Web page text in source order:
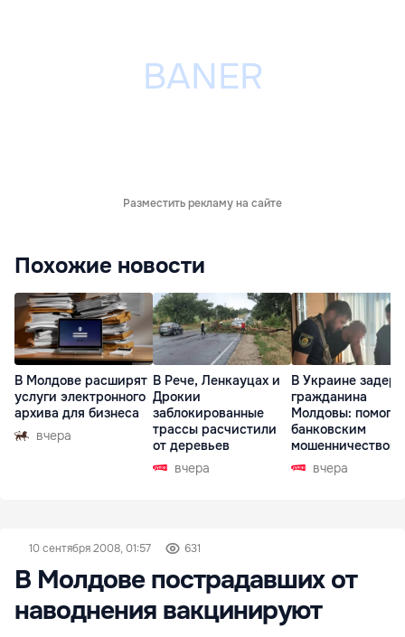
Разместить рекламу на сайте
Похожие новости
В Молдове расширят
услуги электронного
архива для бизнеса
вчера
В Рече, Ленкауцах и
Дрокии
заблокированные
трассы расчистили
от деревьев
вчера
В Украине
гражданина
Молдовы:
банковским
мошенничеством
Чехиивчера
10 сентября 2008, 01:57 631
В Молдове пострадавших от
наводнения вакцинируют